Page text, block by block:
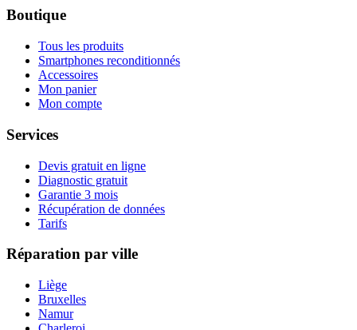
Boutique
Tous les produits
Smartphones reconditionnés
Accessoires
Mon panier
Mon compte
Services
Devis gratuit en ligne
Diagnostic gratuit
Garantie 3 mois
Récupération de données
Tarifs
Réparation par ville
Liège
Bruxelles
Namur